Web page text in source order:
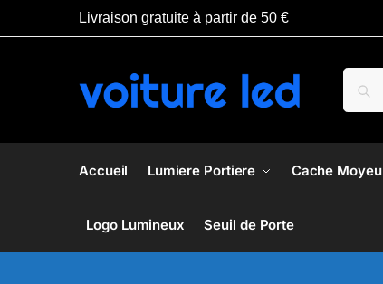
Livraison gratuite à partir de 50 €
Accueil Lumiere Portiere Cache Moyeu
Logo Lumineux Seuil de Porte